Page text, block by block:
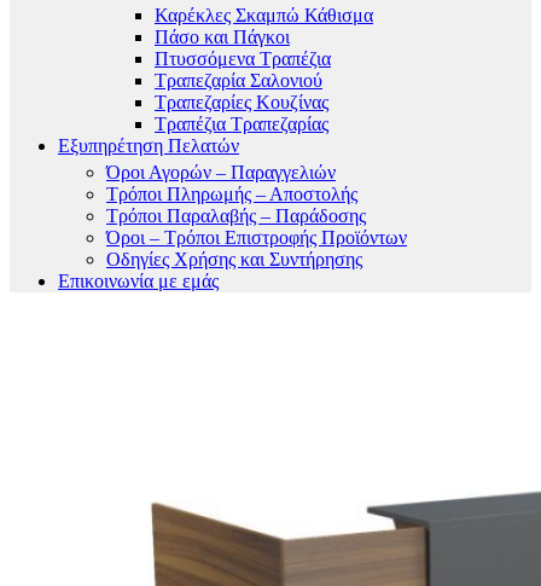
Καρέκλες Σκαμπώ Κάθισμα
Πάσο και Πάγκοι
Πτυσσόμενα Τραπέζια
Τραπεζαρία Σαλονιού
Τραπεζαρίες Κουζίνας
Τραπέζια Τραπεζαρίας
Εξυπηρέτηση Πελατών
Όροι Αγορών – Παραγγελιών
Τρόποι Πληρωμής – Αποστολής
Τρόποι Παραλαβής – Παράδοσης
Όροι – Τρόποι Επιστροφής Προϊόντων
Οδηγίες Χρήσης και Συντήρησης
Επικοινωνία με εμάς